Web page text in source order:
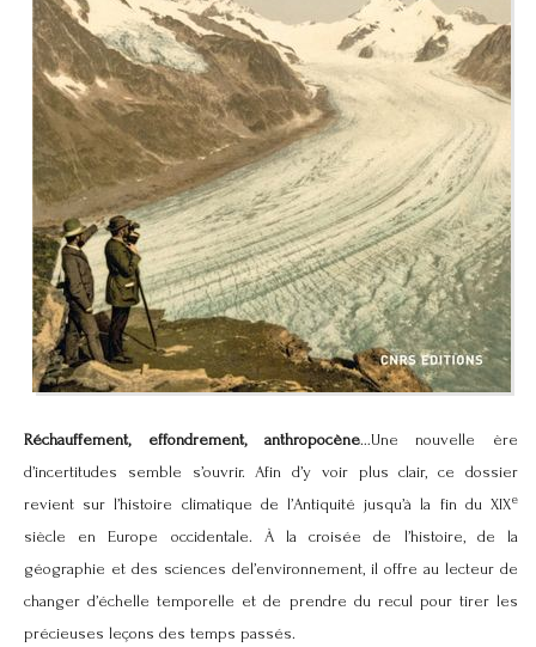
Réchauffement, effondrement, anthropocène…Une nouvelle ère
d’incertitudes semble s’ouvrir. Afin d’y voir plus clair, ce dossier
revient sur l’histoire climatique de l’Antiquité jusqu’à la fin du XIXe
siècle en Europe occidentale. À la croisée de l’histoire, de la
géographie et des sciences del’environnement, il offre au lecteur de
changer d’échelle temporelle et de prendre du recul pour tirer les
précieuses leçons des temps passés.